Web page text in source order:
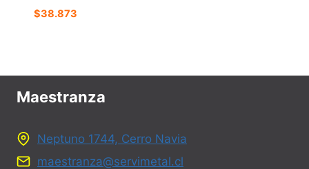
$38.873
Maestranza
Neptuno 1744, Cerro Navia
maestranza@servimetal.cl